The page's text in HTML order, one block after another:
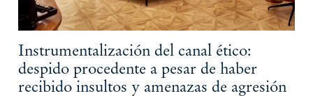
Instrumentalización del canal ético:
despido procedente a pesar de haber
recibido insultos y amenazas de agresión